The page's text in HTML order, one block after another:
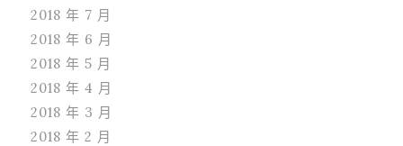
2018 年 7 月
2018 年 6 月
2018 年 5 月
2018 年 4 月
2018 年 3 月
2018 年 2 月